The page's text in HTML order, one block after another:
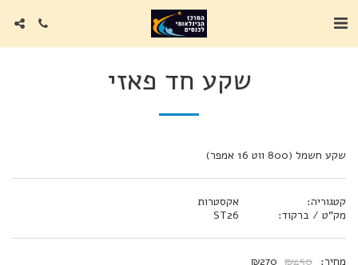
שקע חד פאזי
שקע חשמל (800 ווט 16 אמפר)
קטגוריה:
אקסטרות
מק"ט / ברקוד:
מחיר: ₪450
₪270